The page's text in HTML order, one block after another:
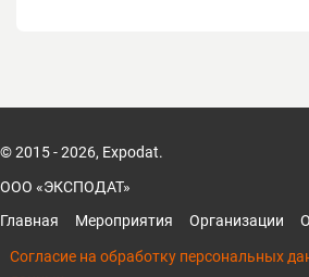
© 2015 - 2026, Expodat.
ООО «ЭКСПОДАТ»
Главная
Мероприятия Организации
Согласие на обработку персональных